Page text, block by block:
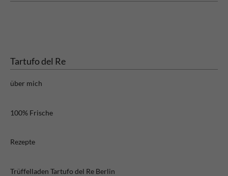
Tartufo del Re
über mich
100% Frische
Rezepte
Trüffelladen Tartufo del Re Berlin